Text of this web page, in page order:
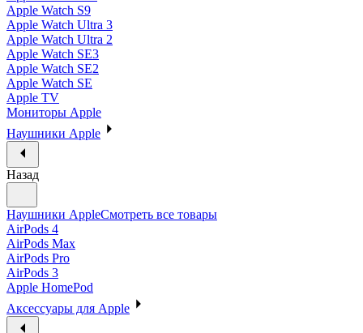
Apple Watch S9
Apple Watch Ultra 3
Apple Watch Ultra 2
Apple Watch SE3
Apple Watch SE2
Apple Watch SE
Apple TV
Мониторы Apple
Наушники Apple
Назад
Наушники AppleСмотреть все товары
AirPods 4
AirPods Max
AirPods Pro
AirPods 3
Apple HomePod
Аксессуары для Apple